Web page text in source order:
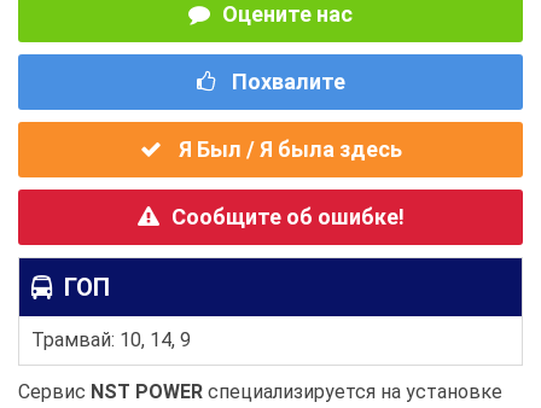
Оцените нас
Похвалите
Я Был / Я была здесь
Сообщите об ошибке!
ГОП
Трамвай: 10, 14, 9
Сервис NST POWER специализируется на установке